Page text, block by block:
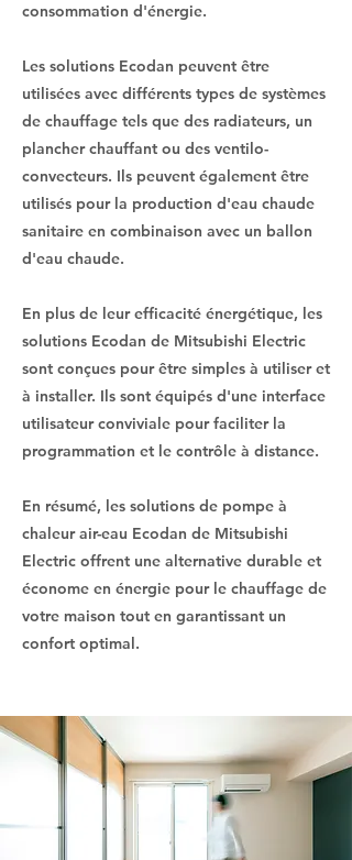
consommation d'énergie.
Les solutions Ecodan peuvent être
utilisées avec différents types de systèmes
de chauffage tels que des radiateurs, un
plancher chauffant ou des ventilo-
convecteurs. Ils peuvent également être
utilisés pour la production d'eau chaude
sanitaire en combinaison avec un ballon
d'eau chaude.
En plus de leur efficacité énergétique, les
solutions Ecodan de Mitsubishi Electric
sont conçues pour être simples à utiliser et
à installer. Ils sont équipés d'une interface
utilisateur conviviale pour faciliter la
programmation et le contrôle à distance.
En résumé, les solutions de pompe à
chaleur air-eau Ecodan de Mitsubishi
Electric offrent une alternative durable et
économe en énergie pour le chauffage de
votre maison tout en garantissant un
confort optimal.